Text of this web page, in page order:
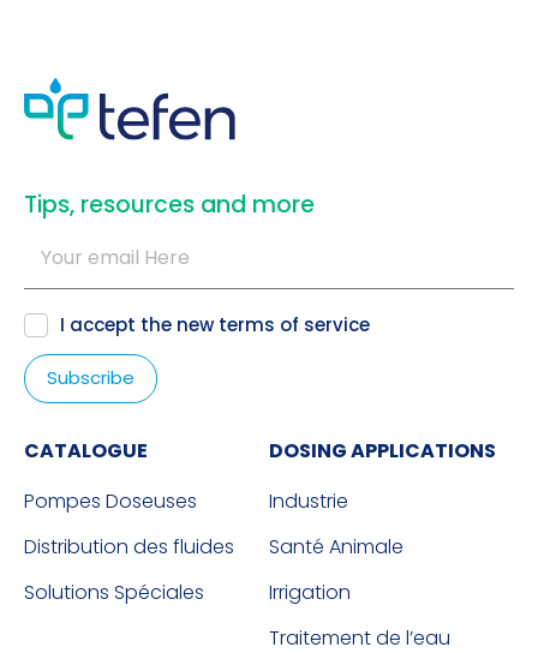
​Tips, resources and more
I accept the new terms of service
CATALOGUE
Pompes Doseuses
Distribution des fluides
Solutions Spéciales
DOSING APPLICATIONS
Industrie
Santé Animale
Irrigation
Traitement de l’eau